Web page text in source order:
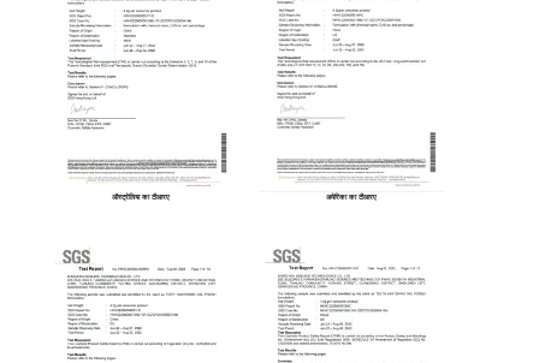
ऑस्ट्रेलिया का टीआरए अमेरिका का टीआरए